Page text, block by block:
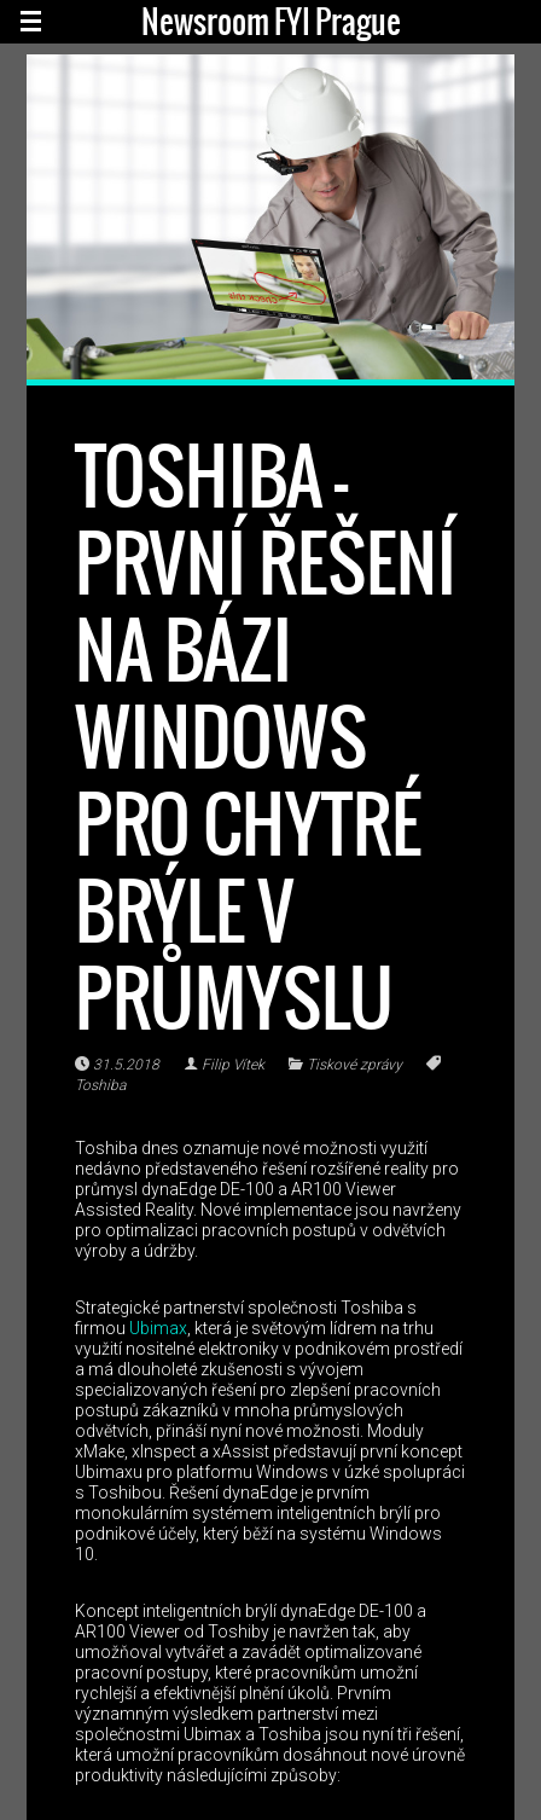
Newsroom FYI Prague
TOSHIBA –
PRVNÍ ŘEŠENÍ
NA BÁZI
WINDOWS
PRO CHYTRÉ
BRÝLE V
PRŮMYSLU
31.5.2018 Filip Vítek
Tiskové zprávy
Toshiba
Toshiba dnes oznamuje nové možnosti využití
nedávno představeného řešení rozšířené reality pro
průmysl dynaEdge DE-100 a AR100 Viewer
Assisted Reality. Nové implementace jsou navrženy
pro optimalizaci pracovních postupů v odvětvích
výroby a údržby.
Strategické partnerství společnosti Toshiba s
firmou Ubimax , která je světovým lídrem na trhu
využití nositelné elektroniky v podnikovém prostředí
a má dlouholeté zkušenosti s vývojem
specializovaných řešení pro zlepšení pracovních
postupů zákazníků v mnoha průmyslových
odvětvích, přináší nyní nové možnosti. Moduly
xMake, xInspect a xAssist představují první koncept
Ubimaxu pro platformu Windows v úzké spolupráci
s Toshibou. Řešení dynaEdge je prvním
monokulárním systémem inteligentních brýlí pro
podnikové účely, který běží na systému Windows
10.
Koncept inteligentních brýlí dynaEdge DE-100 a
AR100 Viewer od Toshiby je navržen tak, aby
umožňoval vytvářet a zavádět optimalizované
pracovní postupy, které pracovníkům umožní
rychlejší a efektivnější plnění úkolů. Prvním
významným výsledkem partnerství mezi
společnostmi Ubimax a Toshiba jsou nyní tři řešení,
která umožní pracovníkům dosáhnout nové úrovně
produktivity následujícími způsoby: